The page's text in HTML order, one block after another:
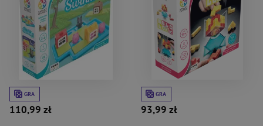
GRA
110,99 zł
GRA
93,99 zł